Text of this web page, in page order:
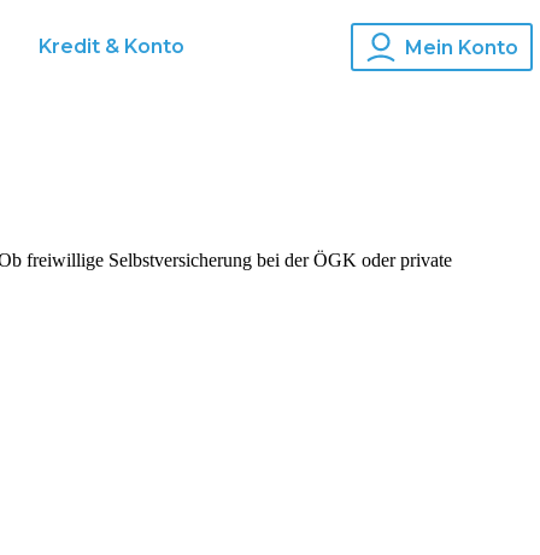
Kredit & Konto Mein Konto
freiwillige Selbstversicherung bei der ÖGK oder private